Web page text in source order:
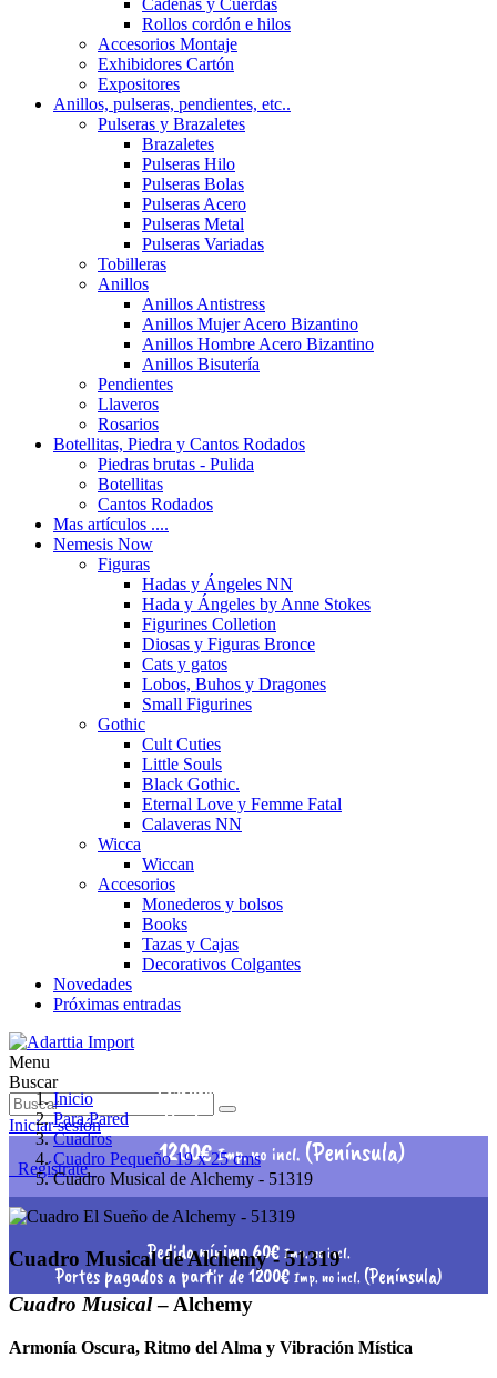
Cadenas y Cuerdas
Rollos cordón e hilos
Accesorios Montaje
Exhibidores Cartón
Expositores
Anillos, pulseras, pendientes, etc..
Pulseras y Brazaletes
Brazaletes
Pulseras Hilo
Pulseras Bolas
Pulseras Acero
Pulseras Metal
Pulseras Variadas
Tobilleras
Anillos
Anillos Antistress
Anillos Mujer Acero Bizantino
Anillos Hombre Acero Bizantino
Anillos Bisutería
Pendientes
Llaveros
Rosarios
Botellitas, Piedra y Cantos Rodados
Piedras brutas - Pulida
Botellitas
Cantos Rodados
Mas artículos ....
Nemesis Now
Figuras
Hadas y Ángeles NN
Hada y Ángeles by Anne Stokes
Figurines Colletion
Diosas y Figuras Bronce
Cats y gatos
Lobos, Buhos y Dragones
Small Figurines
Gothic
Cult Cuties
Little Souls
Black Gothic.
Eternal Love y Femme Fatal
Calaveras NN
Wicca
Wiccan
Accesorios
Monederos y bolsos
Books
Tazas y Cajas
Decorativos Colgantes
Novedades
Próximas entradas
Menu
Buscar
Iniciar sesión
Regístrate
Pedido mínimo 60€ Imp. no incl.
Portes pagados a partir de 1200€ Imp. no incl. (Península)
Pedido mínimo 60€
Portes pagados a partir de
1200€Imp. no incl. (Península)
Inicio
Para Pared
Cuadros
Cuadro Pequeño 19 x 25 cms
Cuadro Musical de Alchemy - 51319
Cuadro Musical de Alchemy - 51319
Cuadro Musical– Alchemy
Armonía Oscura, Ritmo del Alma y Vibración Mística